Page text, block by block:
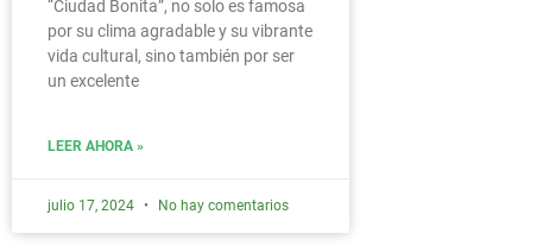
“Ciudad Bonita”, no solo es famosa
por su clima agradable y su vibrante
vida cultural, sino también por ser
un excelente
LEER AHORA »
julio 17, 2024 No hay comentarios